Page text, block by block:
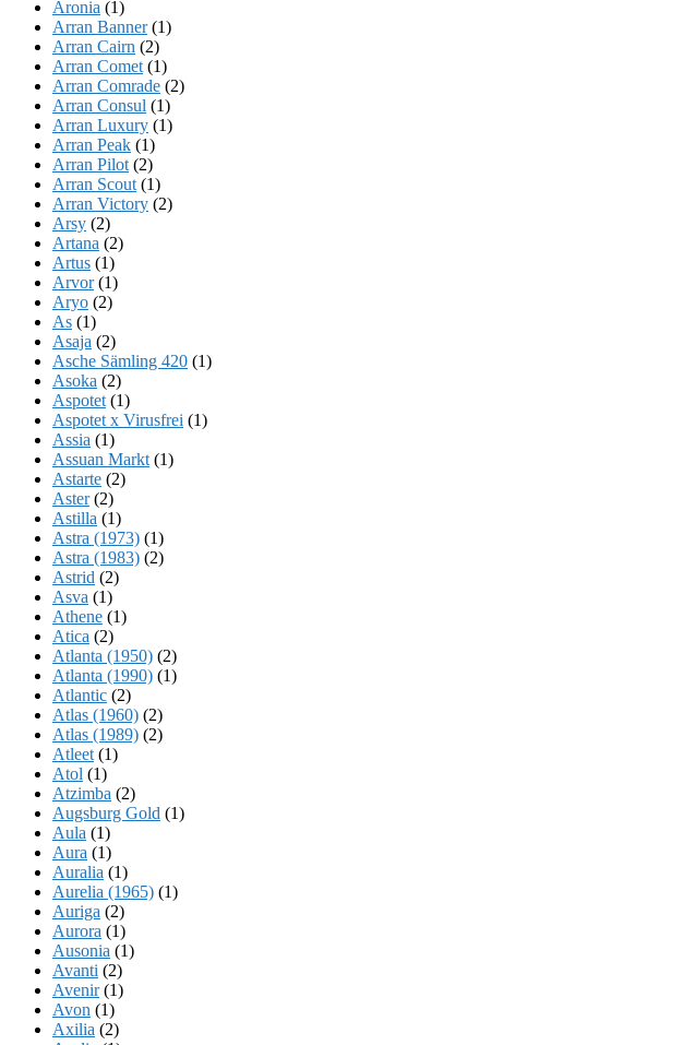
Aronia (1)
Arran Banner(1)
Arran Cairn (2)
Arran Comet (1)
Arran Comrade (2)
Arran Consul (1)
Arran Luxury (1)
Arran Peak (1)
Arran Pilot (2)
Arran Scout (1)
Arran Victory (2)
Arsy (2)
Artana (2)
Artus (1)
Arvor(1)
Aryo (2)
As (1)
Asaja (2)
Asche Sämling 420 (1)
Asoka (2)
Aspotet (1)
Aspotet x Virusfrei (1)
Assia (1)
Assuan Markt (1)
Astarte (2)
Aster(2)
Astilla (1)
Astra (1973) (1)
Astra (1983) (2)
Astrid (2)
Asva (1)
Athene (1)
Atica (2)
Atlanta (1950) (2)
Atlanta (1990) (1)
Atlantic (2)
Atlas (1960) (2)
Atlas (1989) (2)
Atleet (1)
Atol (1)
Atzimba (2)
Augsburg Gold (1)
Aula (1)
Aura (1)
Auralia (1)
Aurelia (1965) (1)
Auriga (2)
Aurora (1)
Ausonia (1)
Avanti (2)
Avenir(1)
Avon (1)
Axilia (2)